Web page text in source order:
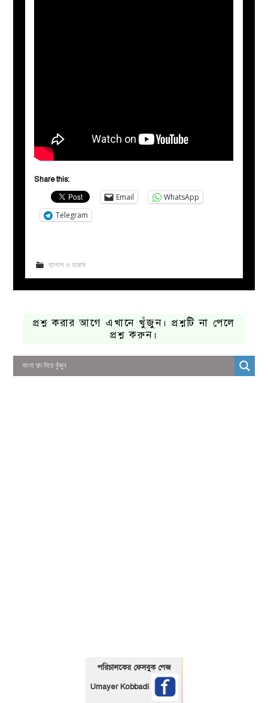
Share this:
Email
WhatsApp
Telegram
হালাল ও হারাম
প্রশ্ন করার আগে এখানে খুঁজুন। প্রশ্নটি না পেলে
প্রশ্ন করুন।
পরিচালকের ফেসবুক পেজ
Umayer Kobbadi